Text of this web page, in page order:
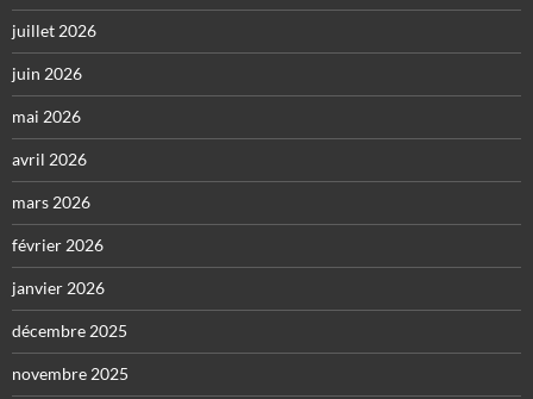
juillet 2026
juin 2026
mai 2026
avril 2026
mars 2026
février 2026
janvier 2026
décembre 2025
novembre 2025